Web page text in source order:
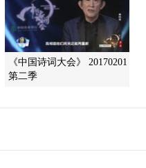
《中国诗词大会》 20170201
第二季